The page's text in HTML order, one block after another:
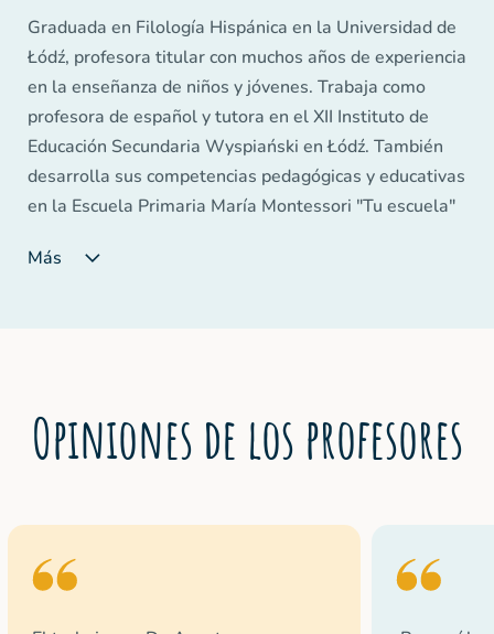
Innovador" (2017). En su trabajo se centra en el
aprendizaje basado en las emociones positivas.
Graduada en Filología Hispánica en la Universidad de
Łódź, profesora titular con muchos años de experiencia
en la enseñanza de niños y jóvenes. Trabaja como
profesora de español y tutora en el XII Instituto de
Educación Secundaria Wyspiański en Łódź. También
desarrolla sus competencias pedagógicas y educativas
en la Escuela Primaria María Montessori "Tu escuela"
gran pasión y compromiso. Es coordinadora de varios
español.
Más
Opiniones de los profesores